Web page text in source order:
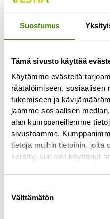
Suostumus
Tämä sivusto käyttää
Käytämme evästeitä
räätälöimiseen, sosiaalisen
tukemiseen ja
jaamme sosiaalisen
alan kumppaneillemme
sivustoamme.
tietoja muihin tietoihin, joita
kerätty, kun olet käyttänyt
valinta
Välttämätön
jätekeskuksen vaaka-
Jätelaji: Vaarallinen
Vastaanotetaan
määrät Ylivieskan
Asbestia
ainoastaan silloin, kun
Tarkista vaarallisten
lajittelupihoilla. Löydät
hyödyntämisestätäältä.